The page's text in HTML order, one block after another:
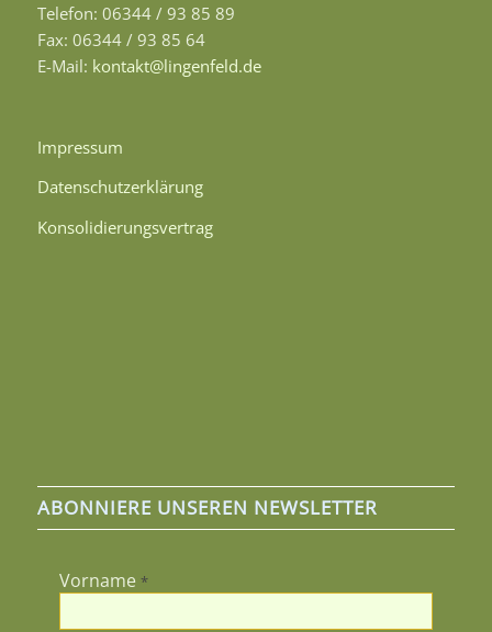
Telefon: 06344 / 93 85 89
Fax: 06344 / 93 85 64
E-Mail: kontakt@lingenfeld.de
Impressum
Datenschutzerklärung
Konsolidierungsvertrag
ABONNIERE UNSEREN NEWSLETTER
Vorname *